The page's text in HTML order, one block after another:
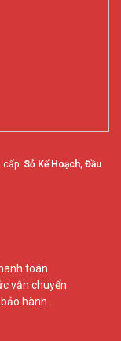
cấp: Sở Kế Hoạch, Đầu
toán
vận chuyển
hành